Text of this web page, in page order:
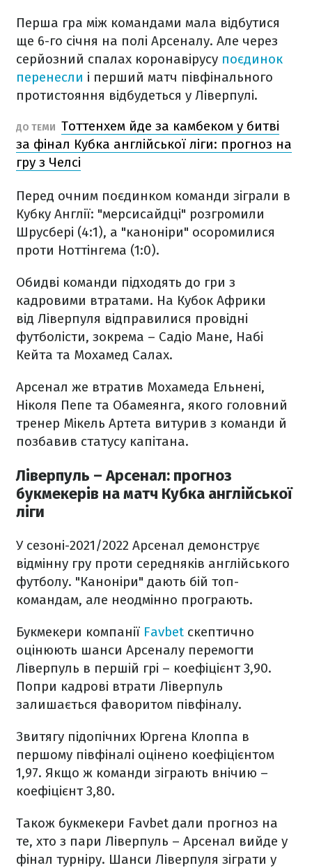
Перша гра між командами мала відбутися
ще 6-го січня на полі Арсеналу. Але через
серйозний спалах коронавірусу поєдинок
перенесли і перший матч півфінального
протистояння відбудеться у Ліверпулі.
ДО ТЕМИ Тоттенхем йде за камбеком у битві
за фінал Кубка англійської ліги: прогноз на
гру з Челсі
Перед очним поєдинком команди зіграли в
Кубку Англії: "мерсисайдці" розгромили
Шрусбері (4:1), а "каноніри" осоромилися
проти Ноттінгема (1:0).
Обидві команди підходять до гри з
кадровими втратами. На Кубок Африки
від Ліверпуля відправилися провідні
футболісти, зокрема – Садіо Мане, Набі
Кейта та Мохамед Салах.
Арсенал же втратив Мохамеда Ельнені,
Ніколя Пепе та Обамеянга, якого головний
тренер Мікель Артета витурив з команди й
позбавив статусу капітана.
Ліверпуль – Арсенал: прогноз
букмекерів на матч Кубка англійської
ліги
У сезоні-2021/2022 Арсенал демонструє
відмінну гру проти середняків англійського
футболу. "Каноніри" дають бій топ-
командам, але неодмінно програють.
Букмекери компанії Favbet скептично
оцінюють шанси Арсеналу перемогти
Ліверпуль в першій грі – коефіцієнт 3,90.
Попри кадрові втрати Ліверпуль
залишається фаворитом півфіналу.
Звитягу підопічних Юргена Клоппа в
першому півфіналі оцінено коефіцієнтом
1,97. Якщо ж команди зіграють внічию –
коефіцієнт 3,80.
Також букмекери Favbet дали прогноз на
те, хто з пари Ліверпуль – Арсенал вийде у
фінал турніру. Шанси Ліверпуля зіграти у